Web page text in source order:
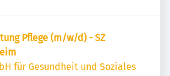
Pflege (m/w/d) - SZ
für Gesundheit und Soziales